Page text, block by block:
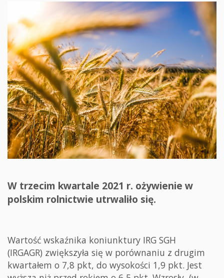
W trzecim kwartale 2021 r. ożywienie w
polskim rolnictwie utrwaliło się.
Wartość wskaźnika koniunktury IRG SGH
(IRGAGR) zwiększyła się w porównaniu z drugim
kwartałem o 7,8 pkt, do wysokości 1,9 pkt. Jest